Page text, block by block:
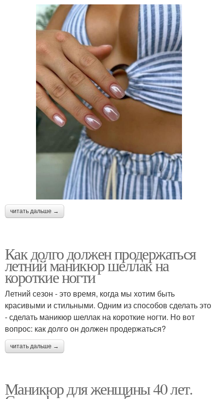
читать дальше →
Как долго должен продержаться
летний маникюр шеллак на
короткие ногти
Летний сезон - это время, когда мы хотим быть
красивыми и стильными. Одним из способов сделать это
- сделать маникюр шеллак на короткие ногти. Но вот
вопрос: как долго он должен продержаться?
читать дальше →
Маникюр для женщины 40 лет.